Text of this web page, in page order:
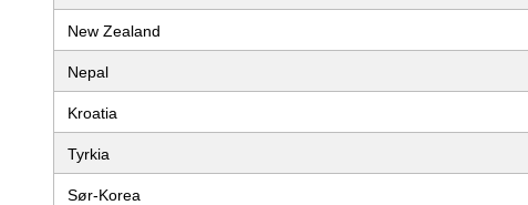
New Zealand
Nepal
Kroatia
Tyrkia
Sør-Korea